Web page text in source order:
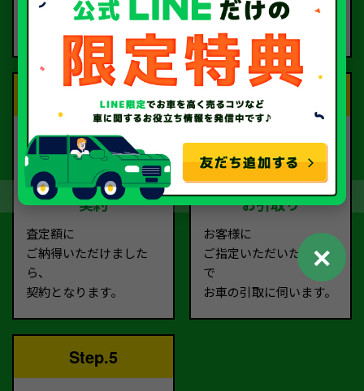
ムより
お電話で回答いたしま
す。
Step.3
契約
査定額に
ご納得いただけました
ら、
契約となります。
Step.4
お引取り
お客様に
ご指定いただいた場所ま
で
お車の引取に伺います。
Step.5
✕